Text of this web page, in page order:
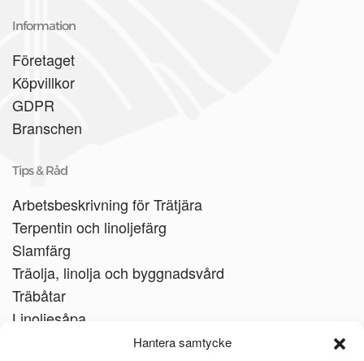
Hantera samtycke
Information
Företaget
Köpvillkor
GDPR
Branschen
Tips & Råd
Arbetsbeskrivning för Trätjära
Terpentin och linoljefärg
Slamfärg
Träolja, linolja och byggnadsvård
Träbåtar
Linoljesåpa